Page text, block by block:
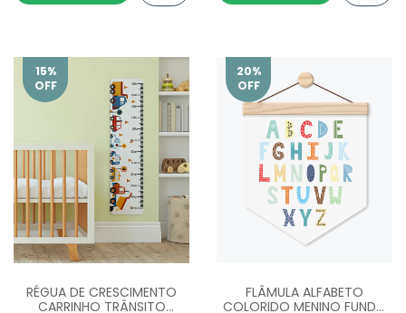
15%
OFF
RÉGUA DE CRESCIMENTO
CARRINHO TRÂNSITO
20%
OFF
FLÂMULA ALFABETO
COLORIDO MENINO FUNDO